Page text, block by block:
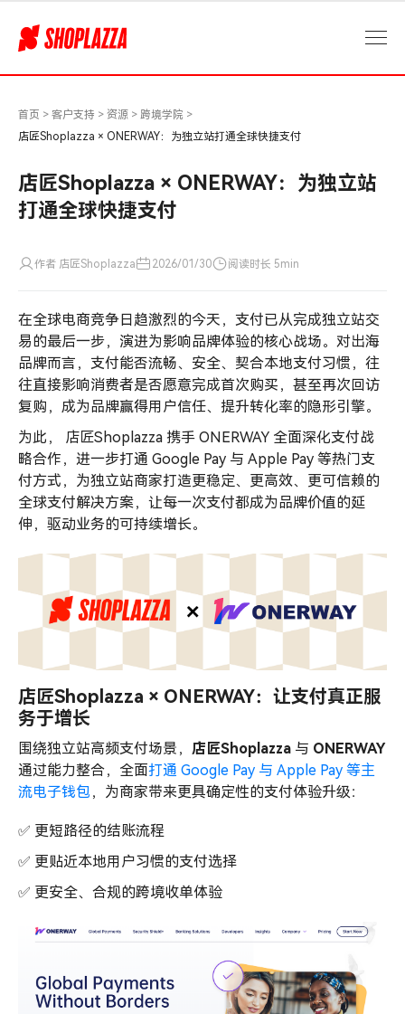
Shoplazza
×
首页 > 客户支持 > 资源 > 跨境学院 >
店匠Shoplazza × ONERWAY：为独立站打通全球快捷支付
店匠Shoplazza × ONERWAY：为独立站
打通全球快捷支付
作者 店匠Shoplazza 2026/01/30 阅读时长 5min
在全球电商竞争日趋激烈的今天，支付已从完成独立站交
易的最后一步，演进为影响品牌体验的核心战场。对出海
品牌而言，支付能否流畅、安全、契合本地支付习惯，往
往直接影响消费者是否愿意完成首次购买，甚至再次回访
复购，成为品牌赢得用户信任、提升转化率的隐形引擎。
为此， 店匠Shoplazza 携手 ONERWAY 全面深化支付战
略合作，进一步打通 Google Pay 与 Apple Pay 等热门支
付方式，为独立站商家打造更稳定、更高效、更可信赖的
全球支付解决方案，让每一次支付都成为品牌价值的延
伸，驱动业务的可持续增长。
店匠Shoplazza × ONERWAY：让支付真正服
务于增长
围绕独立站高频支付场景， 店匠Shoplazza 与 ONERWAY
通过能力整合，全面打通 Google Pay 与 Apple Pay 等主
流电子钱包 ，为商家带来更具确定性的支付体验升级：
✅ 更短路径的结账流程
✅ 更贴近本地用户习惯的支付选择
✅ 更安全、合规的跨境收单体验